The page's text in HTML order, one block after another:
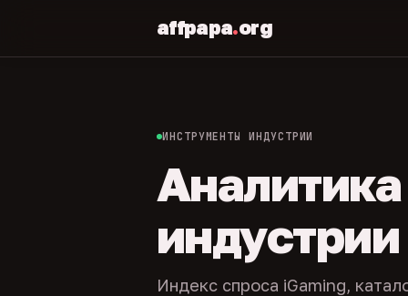
affpapa.org
ИНСТРУМЕНТЫ ИНДУСТРИИ
индустрии
Индекс спроса iGaming,